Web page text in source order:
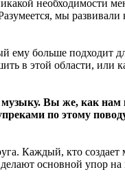
необходимости
мы
ему больше подходит
в этой области, или
Вы же, как
по этому
Каждый, кто
основной упор